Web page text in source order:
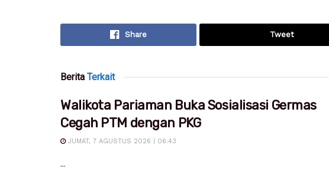
Share Tweet
Berita Terkait
Walikota Pariaman Buka Sosialisasi Germas
Cegah PTM dengan PKG
JUMAT, 7 AGUSTUS 2026 | 06:43
...